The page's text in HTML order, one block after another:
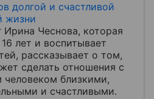
долгой и счастливой
жизни
Ирина Чеснова, которая
лет и воспитывает
рассказывает о том,
сделать отношения с
близкими,
и счастливыми.